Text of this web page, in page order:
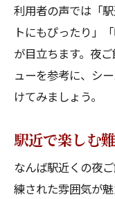
利用者の声では「
トにもぴったり」
が目立ちます。夜
ューを参考に、シ
けてみましょう。
駅近で楽しむ
なんば駅近くの夜
練された雰囲気が